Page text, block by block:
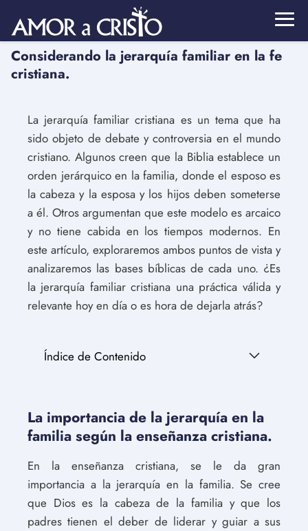
Considerando la jerarquía familiar en la fe
cristiana.
La jerarquía familiar cristiana es un tema que ha
sido objeto de debate y controversia en el mundo
cristiano. Algunos creen que la Biblia establece un
orden jerárquico en la familia, donde el esposo es
la cabeza y la esposa y los hijos deben someterse
a él. Otros argumentan que este modelo es arcaico
y no tiene cabida en los tiempos modernos. En
este artículo, exploraremos ambos puntos de vista y
analizaremos las bases bíblicas de cada uno. ¿Es
la jerarquía familiar cristiana una práctica válida y
relevante hoy en día o es hora de dejarla atrás?
Índice de Contenido
La importancia de la jerarquía en la
familia según la enseñanza cristiana.
En la enseñanza cristiana, se le da gran
importancia a la jerarquía en la familia. Se cree
que Dios es la cabeza de la familia y que los
padres tienen el deber de liderar y guiar a sus